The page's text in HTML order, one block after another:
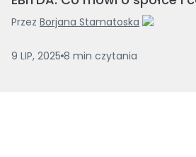
Przez Borjana Stamatoska
9 LIP, 2025 8 min czytania